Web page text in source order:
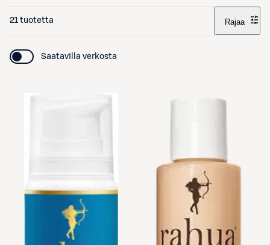
21 tuotetta Rajaa
Saatavilla verkosta